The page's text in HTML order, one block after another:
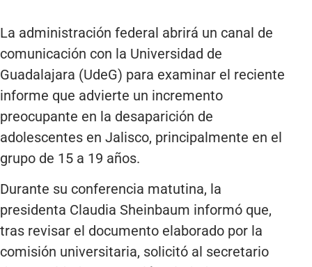
La administración federal abrirá un canal de
comunicación con la Universidad de
Guadalajara (UdeG) para examinar el reciente
informe que advierte un incremento
preocupante en la desaparición de
adolescentes en Jalisco, principalmente en el
grupo de 15 a 19 años.
Durante su conferencia matutina, la
presidenta Claudia Sheinbaum informó que,
tras revisar el documento elaborado por la
comisión universitaria, solicitó al secretario